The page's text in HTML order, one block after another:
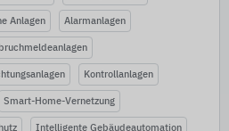
Anlagen Alarmanlagen
Kontrollanlagen
Smart-Home-Vernetzung
Intelligente Gebäudeautomation